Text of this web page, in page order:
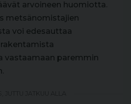
arvoineen huomiotta.
metsänomistajien
voi edesauttaa
vastaamaan paremmin